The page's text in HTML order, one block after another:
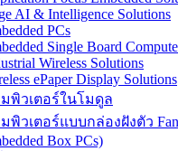
AI & Intelligence Solutions
PCs
Single Board
Wireless Solutions
ePaper Display Solutions
พิวเตอร์ในโมดูล
พิวเตอร์แบบกล่องฝังตัว
Box PCs)